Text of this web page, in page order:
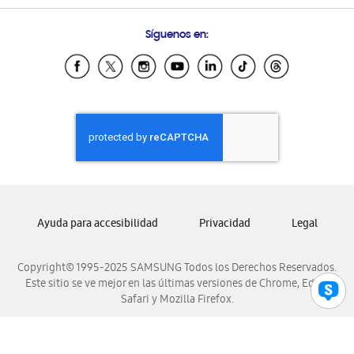
Samsung Ecuador
Samsung El Salvador
Samsung Honduras
Samsung Nicaragua
Samsung Panamá
Samsung Venezuela
Síguenos en:
Copyright© 1995-2025 SAMSUNG Todos los Derechos Reservados.
Este sitio se ve mejor en las últimas versiones de Chrome, Edge,
Safari y Mozilla Firefox.
Ayuda para accesibilidad Privacidad Legal